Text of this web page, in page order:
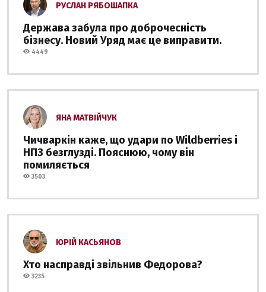
РУСЛАН РЯБОШАПКА
Держава забула про доброчесність
бізнесу. Новий Уряд має це виправити.
4449
ЯНА МАТВІЙЧУК
Чичваркін каже, що удари по Wildberries і
НПЗ безглузді. Пояснюю, чому він
помиляється
3503
ЮРІЙ КАСЬЯНОВ
Хто насправді звільнив Федорова?
3235